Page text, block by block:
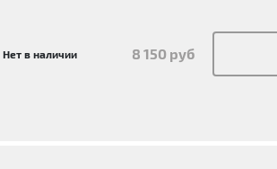
Нет в наличии 8 150 руб